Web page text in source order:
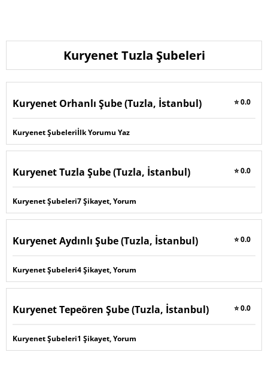
Kuryenet Tuzla Şubeleri
Kuryenet Orhanlı Şube (Tuzla, İstanbul) ⭐ 0.0
Kuryenet Şubeleriİlk Yorumu Yaz
Kuryenet Tuzla Şube (Tuzla, İstanbul) ⭐ 0.0
Kuryenet Şubeleri7 Şikayet, Yorum
Kuryenet Aydınlı Şube (Tuzla, İstanbul) ⭐ 0.0
Kuryenet Şubeleri4 Şikayet, Yorum
Kuryenet Tepeören Şube (Tuzla, İstanbul) ⭐ 0.0
Kuryenet Şubeleri1 Şikayet, Yorum